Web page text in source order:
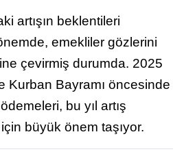
artışın beklentileri
emekliler gözlerini
çevirmiş durumda. 2025
Kurban Bayramı öncesinde
bu yıl artış
büyük önem taşıyor.